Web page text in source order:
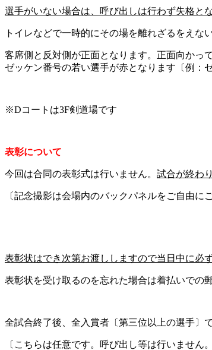
選手がいない場合は、呼び出しは行わず失格とな
トイレなどで一時的にその場を離れざるをえな
客席側と反対側が正面となります。正面向かっ
ゼッケン番号の若い選手が赤となります〔例：
※Dコートは3F剣道場です
表彰について
今回は合同の表彰式は行いません。 試合が終わ
〔記念撮影は会場内のバックパネルをご自由に
表彰状はでき次第お渡ししますので当日中に必
表彰状を受け取るのを忘れた場合は着払いでの
全試合終了後、全入賞者〔第三位以上の選手〕
〔こちらは任意です。呼び出し等は行いません。